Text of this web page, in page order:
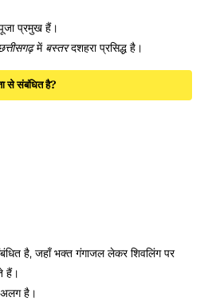
प्रमुख हैं।
में बस्तरदशहरा प्रसिद्ध है।
से संबंधित है?
है, जहाँ भक्त गंगाजल लेकर शिवलिंग पर
हैं।
अलग है।